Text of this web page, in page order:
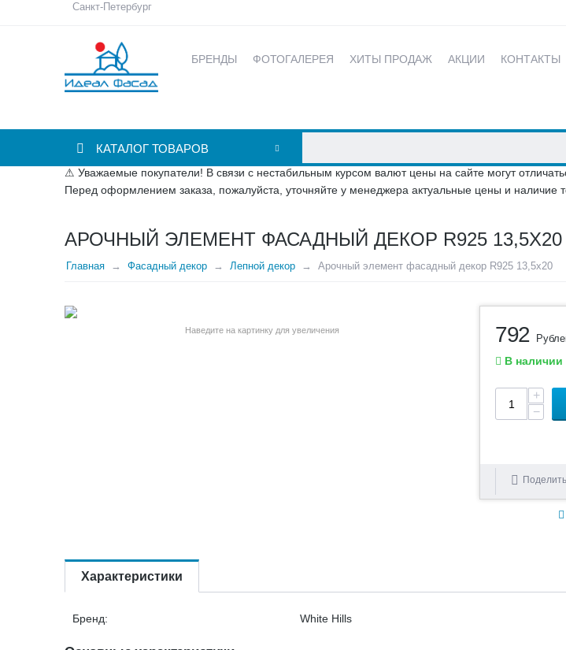
Санкт-Петербург
БРЕНДЫ ФОТОГАЛЕРЕЯ ХИТЫ ПРОДАЖ АКЦИИ КОНТАКТЫ
КАТАЛОГ ТОВАРОВ
⚠ Уважаемые покупатели! В связи с нестабильным курсом валют цены на сайте могут
Перед оформлением заказа, пожалуйста, уточняйте у менеджера актуальные цены и наличие
АРОЧНЫЙ ЭЛЕМЕНТ ФАСАДНЫЙ ДЕКОР R925 13,5Х20
Главная Фасадный декор Лепной декор Арочный элемент фасадный декор R925 13,5х20
Наведите на картинку для увеличения 792
В наличии
+
−
Характеристики
Бренд: White Hills